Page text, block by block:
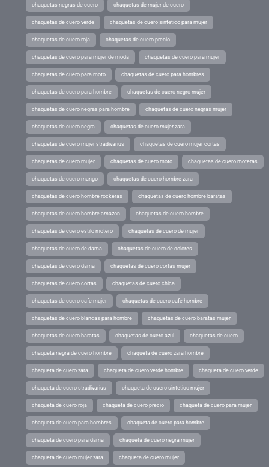
chaquetas negras de cuero chaquetas de mujer de cuero
chaquetas de cuero verde chaquetas de cuero sintetico para mujer
chaquetas de cuero roja chaquetas de cuero precio
chaquetas de cuero para mujer de moda chaquetas de cuero para mujer
chaquetas de cuero para moto chaquetas de cuero para hombres
chaquetas de cuero para hombre chaquetas de cuero negro mujer
chaquetas de cuero negras para hombre chaquetas de cuero negras mujer
chaquetas de cuero negra chaquetas de cuero mujer zara
chaquetas de cuero mujer stradivarius chaquetas de cuero mujer cortas
chaquetas de cuero mujer chaquetas de cuero moto chaquetas de cuero moteras
chaquetas de cuero mango chaquetas de cuero hombre zara
chaquetas de cuero hombre rockeras chaquetas de cuero hombre baratas
chaquetas de cuero hombre amazon chaquetas de cuero hombre
chaquetas de cuero estilo motero chaquetas de cuero de mujer
chaquetas de cuero de dama chaquetas de cuero de colores
chaquetas de cuero dama chaquetas de cuero cortas mujer
chaquetas de cuero cortas chaquetas de cuero chica
chaquetas de cuero cafe mujer chaquetas de cuero cafe hombre
chaquetas de cuero blancas para hombre chaquetas de cuero baratas mujer
chaquetas de cuero baratas chaquetas de cuero azul chaquetas de cuero
chaqueta negra de cuero hombre chaqueta de cuero zara hombre
chaqueta de cuero zara chaqueta de cuero verde hombre chaqueta de cuero verde
chaqueta de cuero stradivarius chaqueta de cuero sintetico mujer
chaqueta de cuero roja chaqueta de cuero precio chaqueta de cuero para mujer
chaqueta de cuero para hombres chaqueta de cuero para hombre
chaqueta de cuero para dama chaqueta de cuero negra mujer
chaqueta de cuero mujer zara chaqueta de cuero mujer